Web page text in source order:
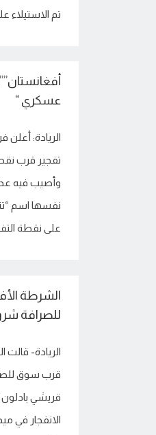
تم الاستيلاء
عسكري “
الريادة:
تفجير قرب
وأصيب فيه
نفسها اسم
على نقطة
للصرافة
قرب سوق
قريشي بادلون